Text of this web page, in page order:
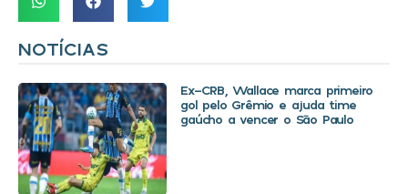
NOTÍCIAS
Ex-CRB, Wallace marca primeiro
gol pelo Grêmio e ajuda time
gaúcho a vencer o São Paulo